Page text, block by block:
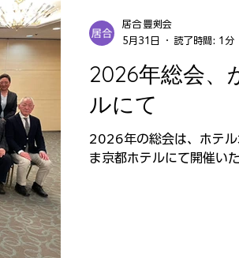
2026年総会、
ルにて
2026年の総会は、ホテル
ま京都ホテルにて開催い
居合 豊剣会
5月31日
読了時間: 1分